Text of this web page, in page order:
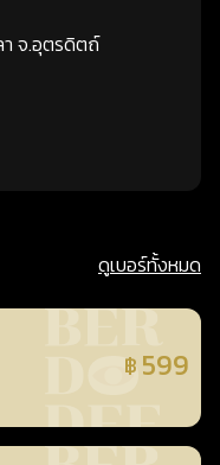
จ.อุตรดิตถ์
ดูเบอร์ทั้งหมด
นแล้ว ฿ 599